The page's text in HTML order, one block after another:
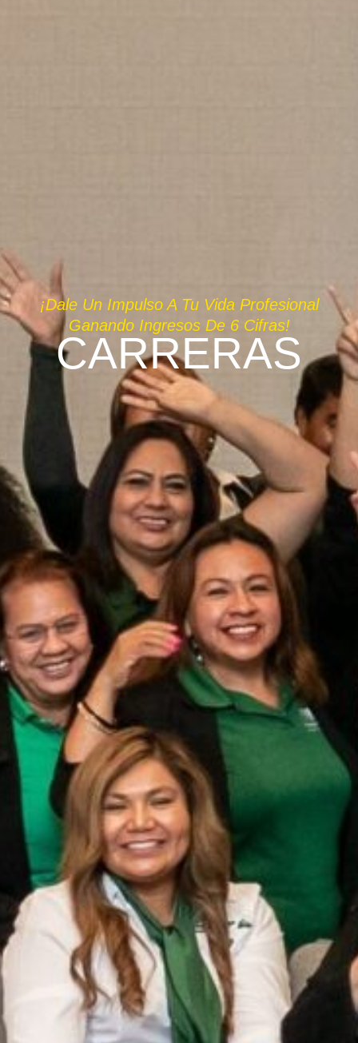
¡Dale Un Impulso A Tu Vida Profesional
Ganando Ingresos De 6 Cifras!
CARRERAS